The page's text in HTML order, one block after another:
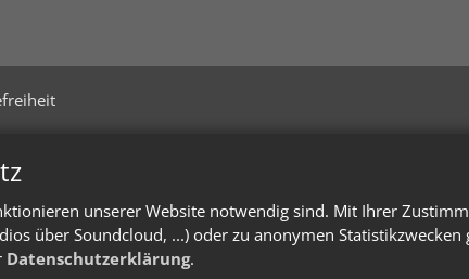
unserer Website notwendig sind. Mit Ihrer
über Soundcloud, ...) oder zu anonymen
Datenschutzerklärung.